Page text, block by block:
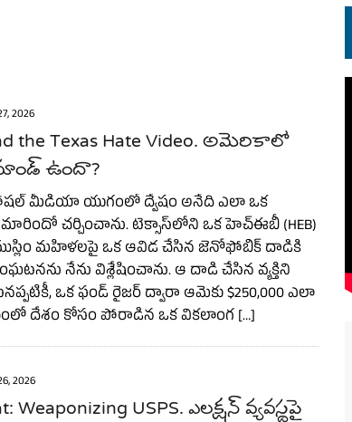
మాగా ‘మేధావి’ అజ్ఞానం
2026
the Texas Hate Video. అమెరికాలో
ఉందా?
మీడియా యుగంలో ద్వేషం అనేది ఎలా ఒక
చర్చించాను. టెక్సాస్‌లోని ఒక హెచ్‌ఈబీ (HEB)
ముస్లిం మహిళలపై ఒక ఆవిడ చేసిన జెనోఫోబిక్ దాడికి
నేను విశ్లేషించాను. ఆ దాడి చేసిన వ్యక్తిని
ఒక ఫండ్ రైజర్ ద్వారా ఆమెకు $250,000 ఎలా
దేశం కోసం పోరాడిన ఒక వికలాంగ […]
2026
Weaponizing USPS. ఎలక్షన్ వ్యవస్థపై